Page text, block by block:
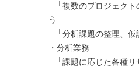
└複数のプロジェクト
う
└分析課題の整理、仮
・分析業務
└課題に応じた各種リ